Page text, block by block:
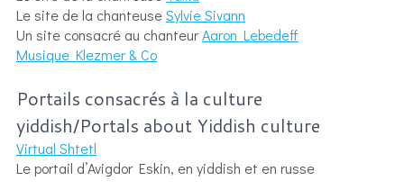
Le site de la chanteuseSylvie Sivann
Un site consacré au chanteurAaron Lebedeff
Musique Klezmer & Co
Portails consacrés à la culture
yiddish/Portals about Yiddish culture
Virtual Shtetl
Le portail d’Avigdor Eskin, en yiddish et en russe